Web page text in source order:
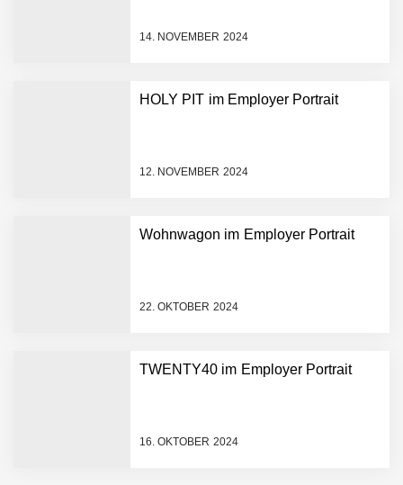
14. NOVEMBER 2024
HOLY PIT im Employer Portrait
12. NOVEMBER 2024
Wohnwagon im Employer Portrait
22. OKTOBER 2024
TWENTY40 im Employer Portrait
16. OKTOBER 2024
Fabian Rauch von Crqlar
Crqlar: Wie ein
Manuel Messner von
Mazing: Verwandelt